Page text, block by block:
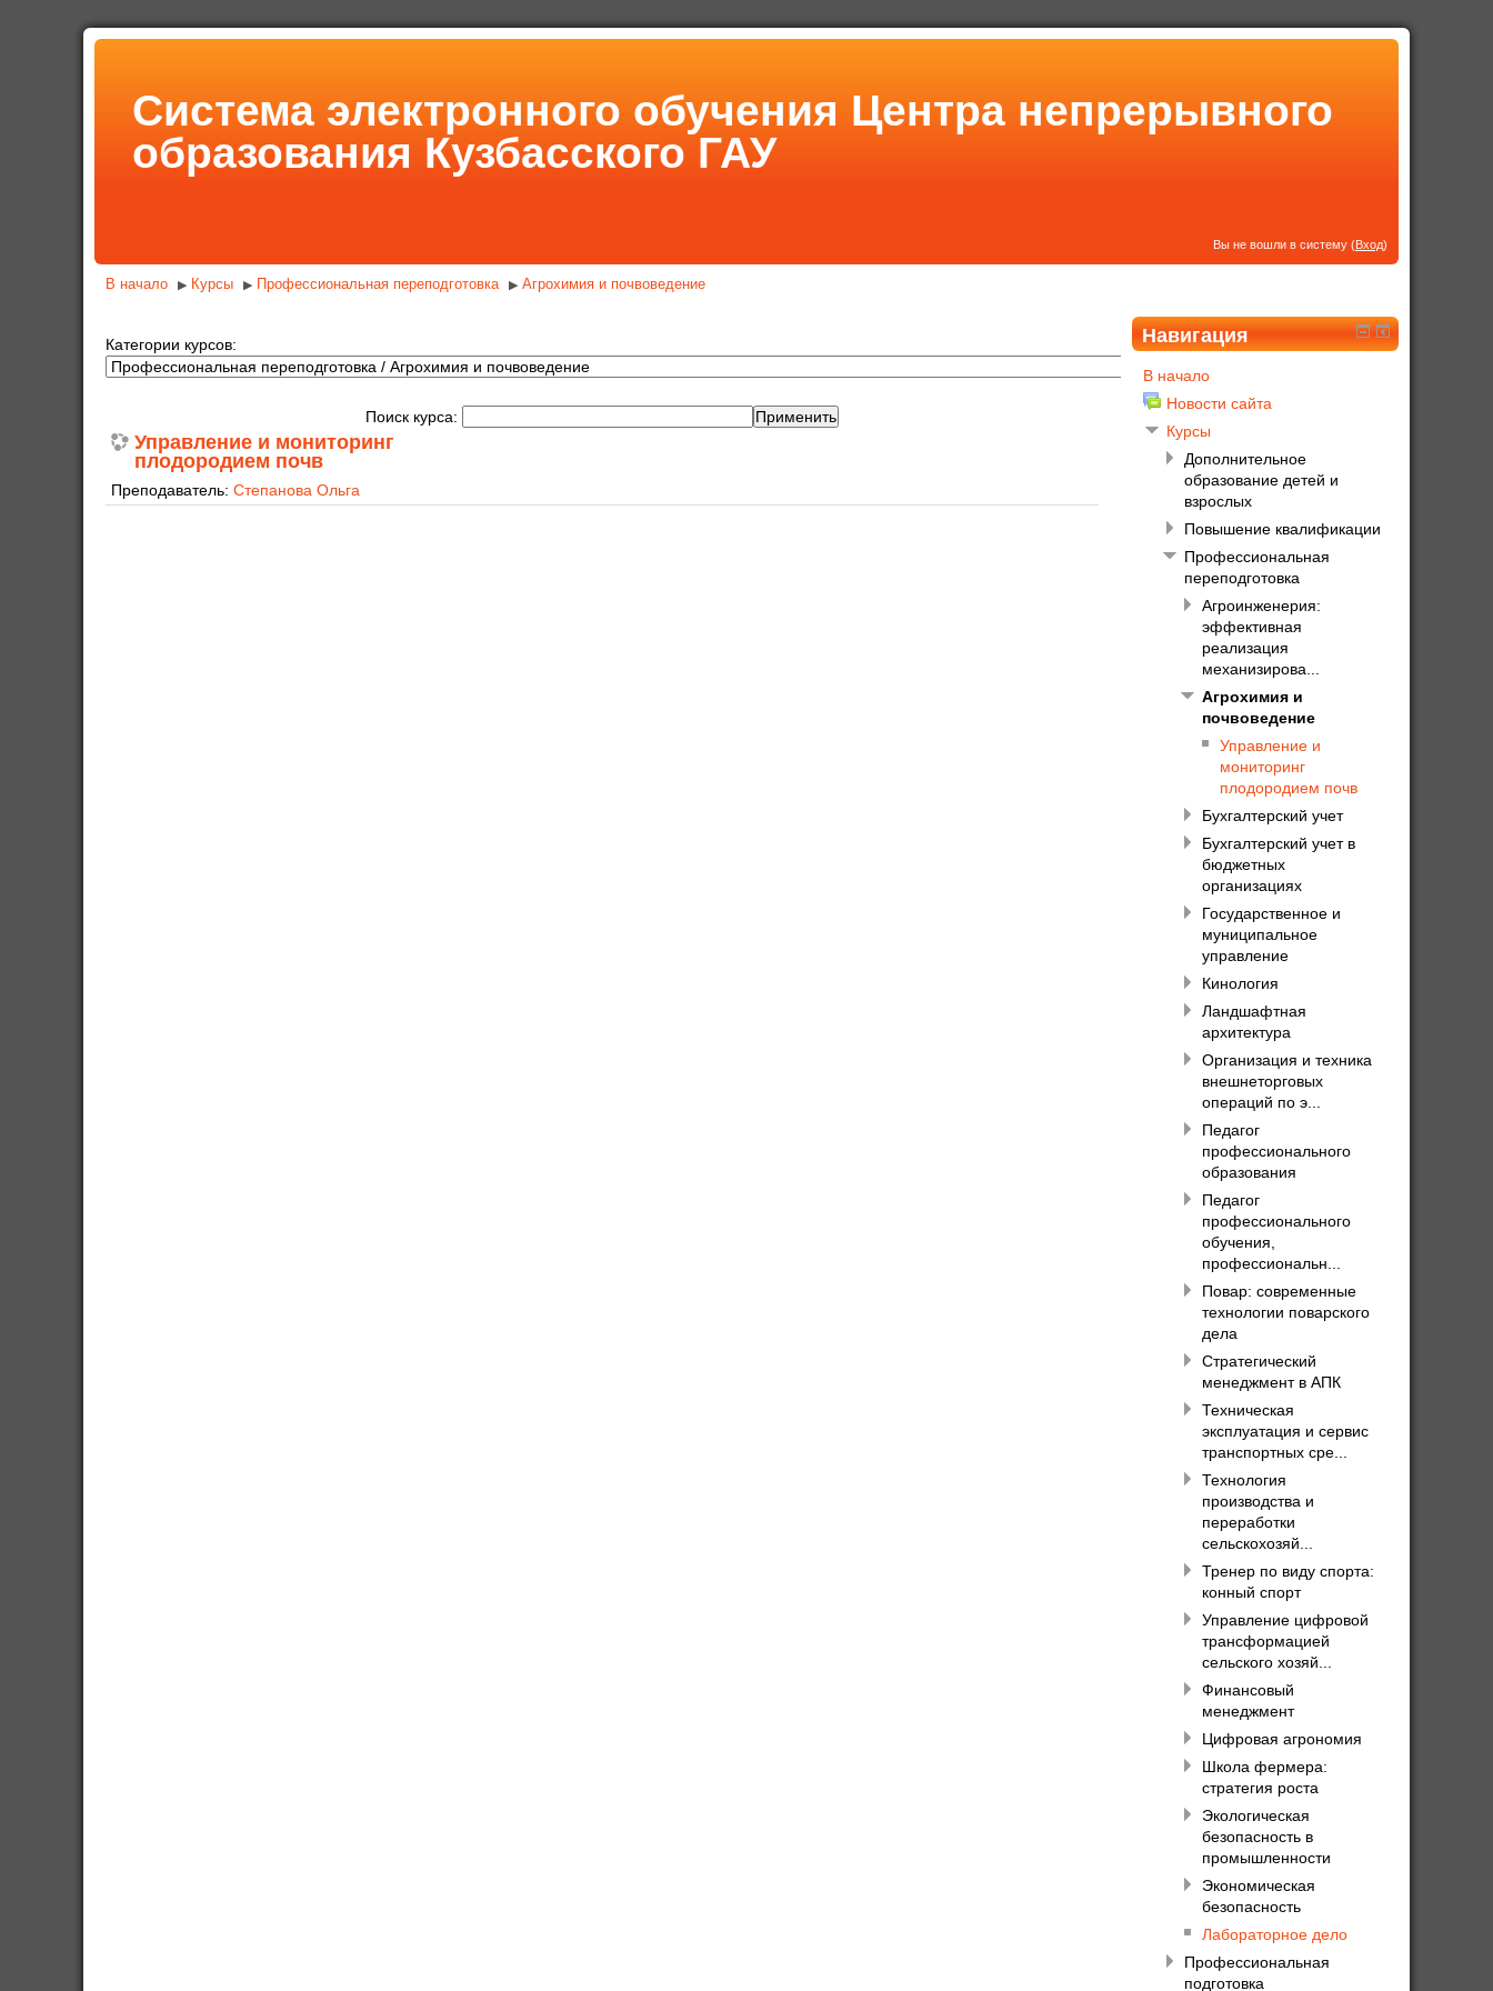
Система электронного обучения Центра непрерывного
образования Кузбасского ГАУ
Вы не вошли в систему (Вход)
В начало ▶ Курсы ▶ Профессиональная переподготовка ▶ Агрохимия и почвоведение
Категории курсов:
Поиск курса:
Управление и мониторинг
плодородием почв
Преподаватель: Степанова Ольга
Навигация
В начало
Новости сайта
Курсы
Дополнительное
образование детей и
взрослых
Повышение квалификации
Профессиональная
переподготовка
Агроинженерия:
эффективная
реализация
механизирова...
Агрохимия и
почвоведение
Управление и
мониторинг
плодородием почв
Бухгалтерский учет
Бухгалтерский учет в
бюджетных
организациях
Государственное и
муниципальное
управление
Кинология
Ландшафтная
архитектура
Организация и техника
внешнеторговых
операций по э...
Педагог
профессионального
образования
Педагог
профессионального
обучения,
профессиональн...
Повар: современные
технологии поварского
дела
Стратегический
менеджмент в АПК
Техническая
эксплуатация и сервис
транспортных сре...
Технология
производства и
переработки
сельскохозяй...
Тренер по виду спорта:
конный спорт
Управление цифровой
трансформацией
сельского хозяй...
Финансовый
менеджмент
Цифровая агрономия
Школа фермера:
стратегия роста
Экологическая
безопасность в
промышленности
Экономическая
безопасность
Лабораторное дело
Профессиональная
подготовка